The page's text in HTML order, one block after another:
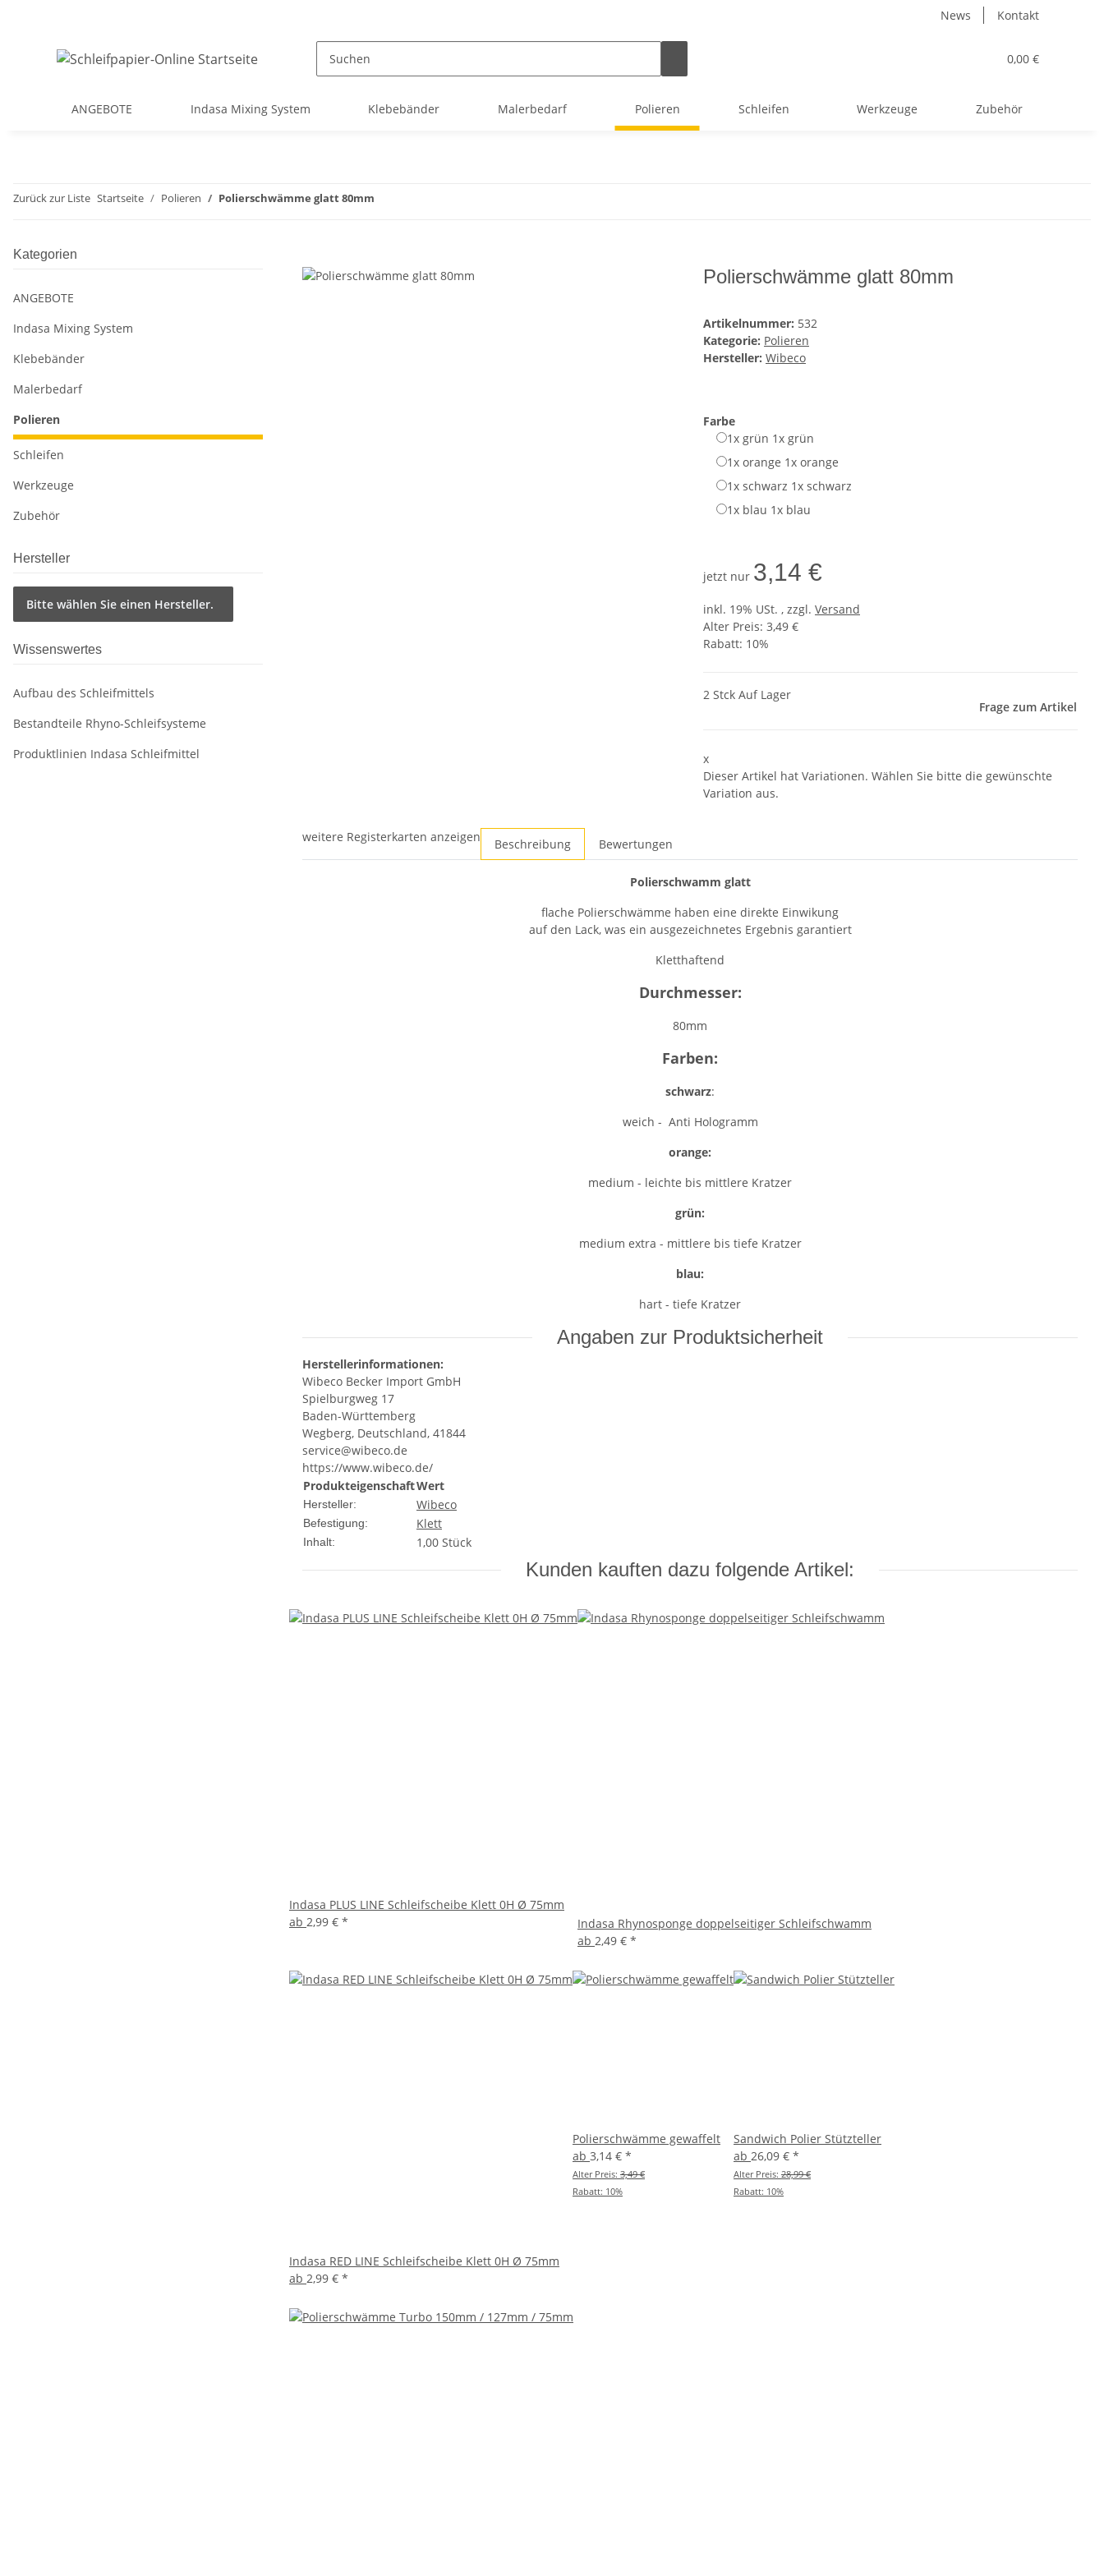
News Kontakt
0,00 €
ANGEBOTE Indasa Mixing System Klebebänder Malerbedarf Polieren Schleifen Werkzeuge Zubehör
Zurück zur Liste Startseite Polieren Polierschwämme glatt 80mm
Polierschwämme glatt 80mm
Artikelnummer: 532
Kategorie: Polieren
Hersteller: Wibeco
Farbe
1x grün 1x grün
1x orange 1x orange
1x schwarz 1x schwarz
1x blau 1x blau
jetzt nur 3,14 €
inkl. 19% USt. , zzgl. Versand
Alter Preis: 3,49 €
Rabatt: 10%
2 Stck Auf Lager
Frage zum Artikel
x
Dieser Artikel hat Variationen. Wählen Sie bitte die gewünschte
Variation aus.
weitere Registerkarten anzeigen Beschreibung Bewertungen
Polierschwamm glatt
flache Polierschwämme haben eine direkte Einwikung
auf den Lack, was ein ausgezeichnetes Ergebnis garantiert
Kletthaftend
Durchmesser:
80mm
Farben:
schwarz:
weich - Anti Hologramm
orange:
medium - leichte bis mittlere Kratzer
grün:
medium extra - mittlere bis tiefe Kratzer
blau:
hart - tiefe Kratzer
Angaben zur Produktsicherheit
Herstellerinformationen:
Wibeco Becker Import GmbH
Spielburgweg 17
Baden-Württemberg
Wegberg, Deutschland, 41844
service@wibeco.de
https://www.wibeco.de/
ProdukteigenschaftWert
Hersteller: Wibeco
Befestigung: Klett
Inhalt: 1,00 Stück
Kunden kauften dazu folgende Artikel:
Indasa PLUS LINE Schleifscheibe Klett 0H Ø 75mm
ab 2,99 € *
Indasa Rhynosponge doppelseitiger Schleifschwamm
ab 2,49 € *
Indasa RED LINE Schleifscheibe Klett 0H Ø 75mm
ab 2,99 € *
Polierschwämme gewaffelt
ab 3,14 € *
Alter Preis: 3,49 €
Rabatt: 10%
Sandwich Polier Stützteller
ab 26,09 € *
Alter Preis: 28,99 €
Rabatt: 10%
Kategorien
ANGEBOTE
Indasa Mixing System
Klebebänder
Malerbedarf
Polieren
Schleifen
Werkzeuge
Zubehör
Hersteller
Bitte wählen Sie einen Hersteller.
Wissenswertes
Aufbau des Schleifmittels
Bestandteile Rhyno-Schleifsysteme
Produktlinien Indasa Schleifmittel